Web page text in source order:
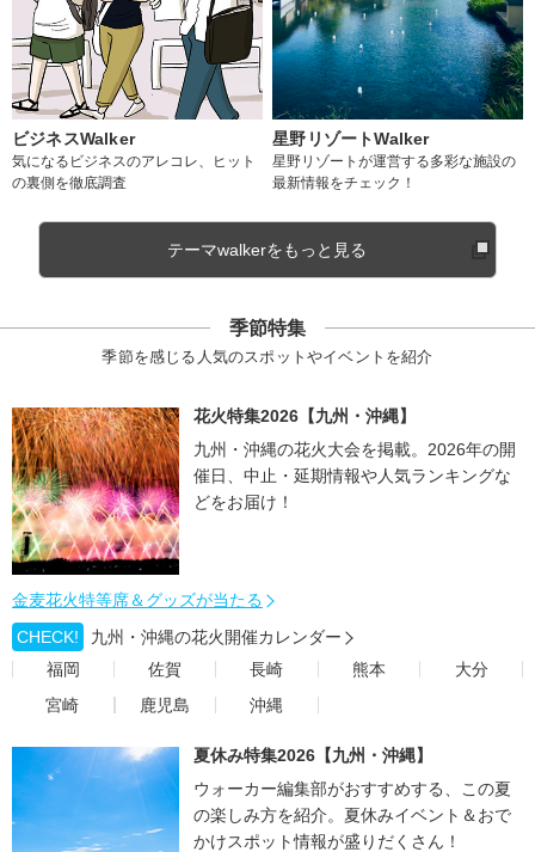
ビジネスWalker
気になるビジネスのアレコレ、ヒット
の裏側を徹底調査
星野リゾートWalker
星野リゾートが運営する多彩な施設の
最新情報をチェック！
テーマwalkerをもっと見る
季節特集
季節を感じる人気のスポットやイベントを紹介
花火特集2026【九州・沖縄】
九州・沖縄の花火大会を掲載。2026年の開
催日、中止・延期情報や人気ランキングな
どをお届け！
金麦花火特等席＆グッズが当たる
CHECK!
九州・沖縄の花火開催カレンダー
福岡
佐賀 長崎 熊本
大分
宮崎
鹿児島 沖縄
夏休み特集2026【九州・沖縄】
ウォーカー編集部がおすすめする、この夏
の楽しみ方を紹介。夏休みイベント＆おで
かけスポット情報が盛りだくさん！